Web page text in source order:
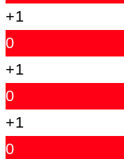
+1
0
+1
0
+1
0